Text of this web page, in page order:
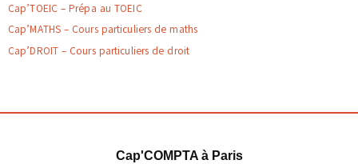
Cap’TOEIC – Prépa au TOEIC
Cap’MATHS – Cours particuliers de maths
Cap’DROIT – Cours particuliers de droit
Cap'COMPTA à Paris